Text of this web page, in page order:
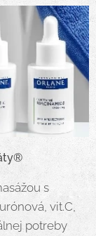
®
s
vit.C,
potreby